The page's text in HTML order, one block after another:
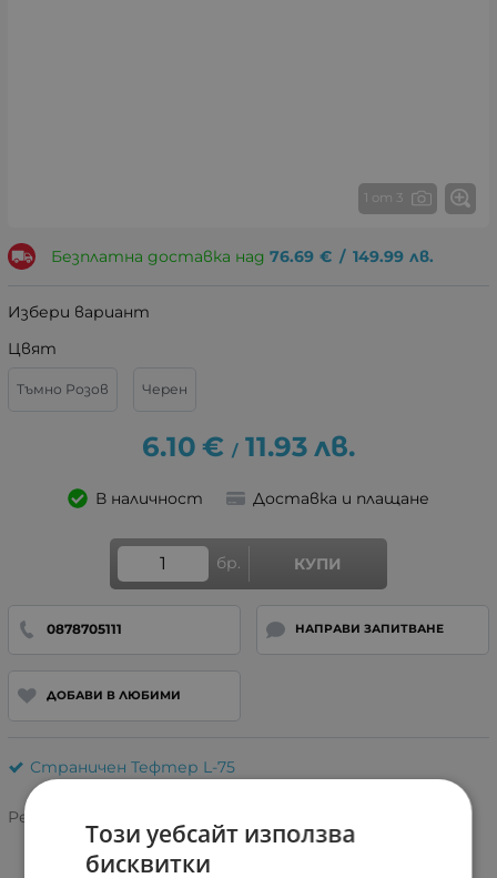
1 от 3
Безплатна доставка над 76.69 € / 149.99 лв.
Избери вариант
Цвят
Тъмно Розов Черен
6.10 € / 11.93 лв.
В наличност Доставка и плащане
бр. КУПИ
0878705111 НАПРАВИ ЗАПИТВАНЕ
ДОБАВИ В ЛЮБИМИ
Страничен Тефтер L-75
Рейтинг:
Този уебсайт използва
бисквитки